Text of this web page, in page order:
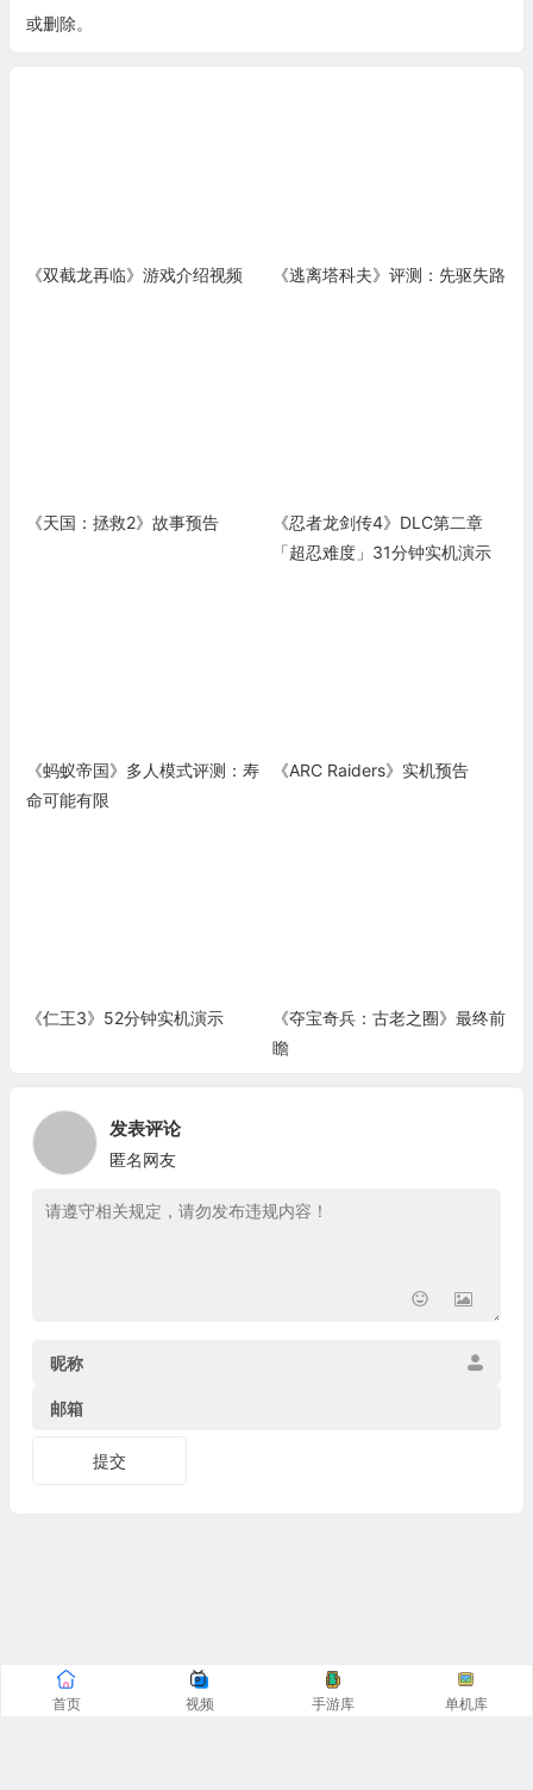
或删除。
《双截龙再临》游戏介绍视频 《逃离塔科夫》评测：先驱失路
《天国：拯救2》故事预告
《忍者龙剑传4》DLC第二章
「超忍难度」31分钟实机演示
《蚂蚁帝国》多人模式评测：寿
命可能有限
《ARC Raiders》实机预告
《仁王3》52分钟实机演示
《夺宝奇兵：古老之圈》最终前
瞻
发表评论
匿名网友
昵称
邮箱
提交
首页 视频 手游库 单机库